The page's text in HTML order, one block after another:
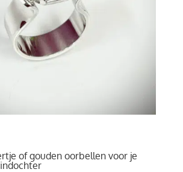
of gouden oorbellen voor je